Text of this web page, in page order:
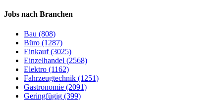
Jobs nach Branchen
Bau (808)
Büro (1287)
Einkauf (3025)
Einzelhandel (2568)
Elektro (1162)
Fahrzeugtechnik (1251)
Gastronomie (2091)
Geringfügig (399)